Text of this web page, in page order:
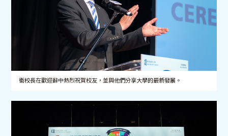
衞校長在歡迎辭中熱烈祝賀校友，並與他們分享大學的最新發展。